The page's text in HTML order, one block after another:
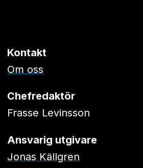
Kontakt
Om oss
Chefredaktör
Frasse Levinsson
Ansvarig utgivare
Jonas Källgren